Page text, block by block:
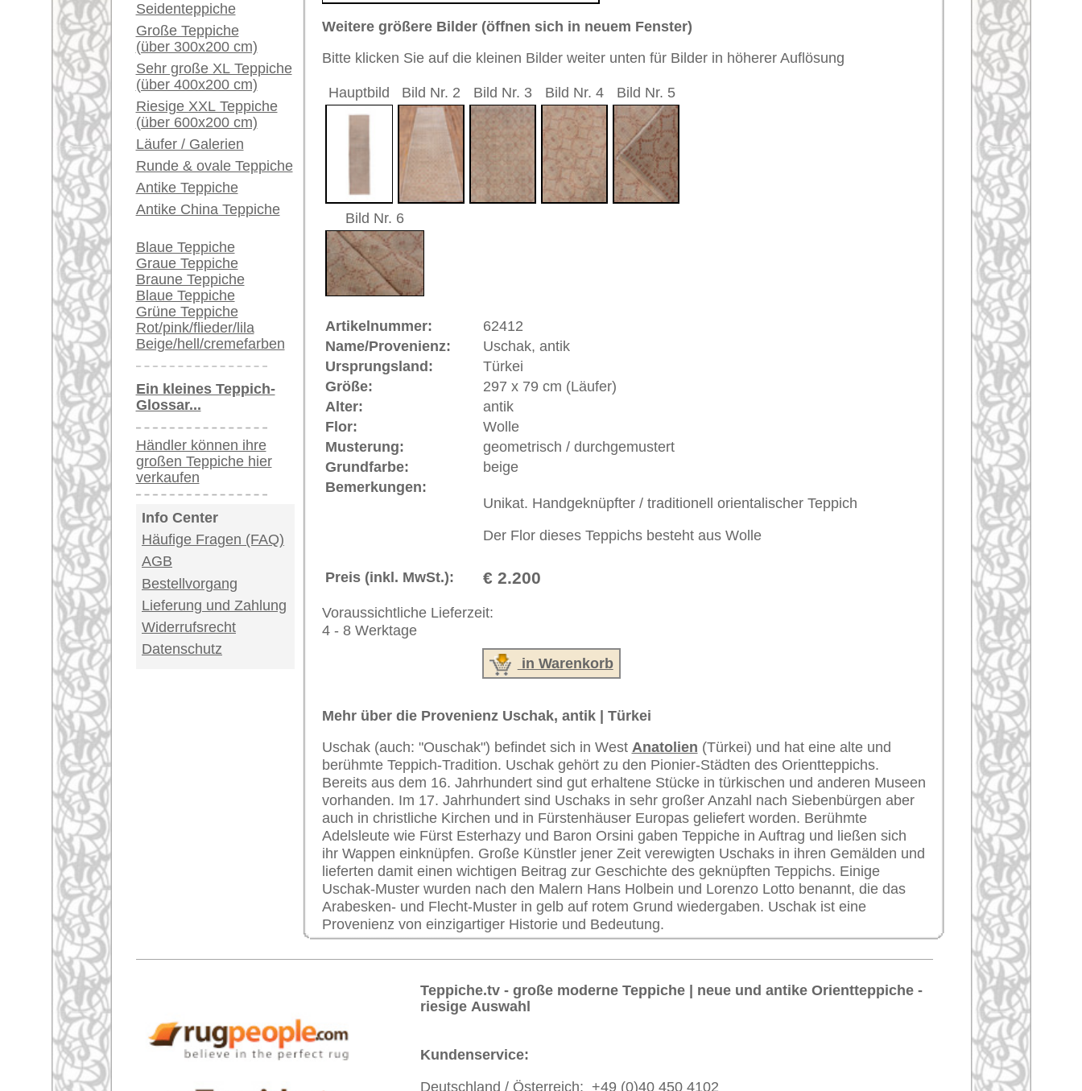
Ein kleines Teppich-
Glossar...
Händler können ihre
großen Teppiche hier
verkaufen
Info Center
Häufige Fragen (FAQ)
AGB
Bestellvorgang
Lieferung und Zahlung
Widerrufsrecht
Datenschutz
Ursprungsland: Türkei
297 x 79 cm (Läufer)
Alter:
antik
Flor:
geometrisch / durchgemustert
Grundfarbe:
Bemerkungen:
Unikat. Handgeknüpfter / traditionell orientalischer Teppich
Der Flor dieses Teppichs besteht aus Wolle
Preis (inkl. MwSt.):
Voraussichtliche Lieferzeit:
4 - 8 Werktage
in Warenkorb
Mehr über die Provenienz Uschak, antik | Türkei
Uschak (auch: "Ouschak") befindet sich in West Anatolien
berühmte Teppich-Tradition. Uschak gehört zu den Pionier-Städten des Orientteppichs.
Bereits aus dem 16. Jahrhundert sind gut erhaltene Stücke in türkischen und anderen Museen
vorhanden. Im 17. Jahrhundert sind Uschaks in sehr großer Anzahl nach Siebenbürgen aber
auch in christliche Kirchen und in Fürstenhäuser Europas geliefert worden. Berühmte
Adelsleute wie Fürst Esterhazy und Baron Orsini gaben Teppiche in Auftrag und ließen sich
ihr Wappen einknüpfen. Große Künstler jener Zeit verewigten Uschaks in ihren Gemälden und
lieferten damit einen wichtigen Beitrag zur Geschichte des geknüpften Teppichs. Einige
Uschak-Muster wurden nach den Malern Hans Holbein und Lorenzo Lotto benannt, die das
Arabesken- und Flecht-Muster in gelb auf rotem Grund wiedergaben. Uschak ist eine
Provenienz von einzigartiger Historie und Bedeutung.
Teppiche.tv - große moderne Teppiche | neue und antike Orientteppiche -
riesige Auswahl
Kundenservice:
Deutschland / Österreich: +49 (0)40 450 4102